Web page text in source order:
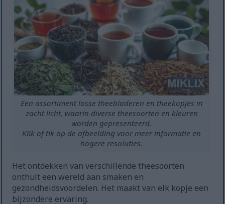
Een assortiment losse theebladeren en theekopjes in
zacht licht, waarin diverse theesoorten en kleuren
worden gepresenteerd.
Klik of tik op de afbeelding voor meer informatie en
hogere resoluties.
Het ontdekken van verschillende theesoorten
onthult een wereld aan smaken en
gezondheidsvoordelen. Het maakt van elk kopje een
bijzondere ervaring.